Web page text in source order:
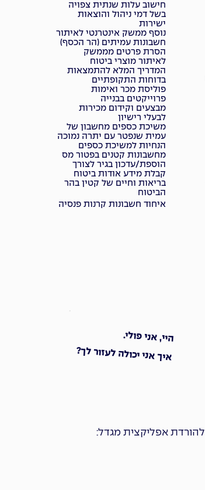
חישוב עלות שנתית צפויה
בשל דמי ניהול והוצאות
ישירות
נוסף ממשק אינטרנטי לאיתור
חשבונות עמיתים (הר הכסף)
הסרת פרטים מממשק
לאיתור מוצרי ביטוח
המדריך המלא להתמצאות
בדוחות התקופתיים
פוליסת מכר ואימות
פרוייקטים בבנייה
מבצעים וקידום מכירות
לבעלי רישיון
משיכת כספים מחשבון של
עמית שנפטר עם יתרה נמוכה
הנחיות למשיכת כספים
מחשבונות קטנים בפטור מס
הוספת/עדכון בגיר לצורך
קבלת מידע אודות ביטוח
בריאות וחיים של קטין בהר
הביטוח
איחוד חשבונות קרנות פנסיה
להורדת אפליקצית מגדל:
היי, אני פולי.
איך אני יכולה לעזור לך?